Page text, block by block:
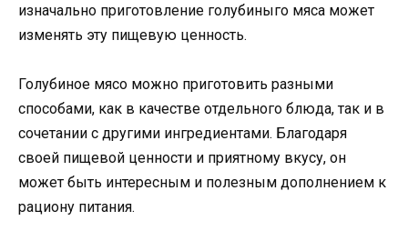
изначально приготовление голубиныго мяса может
изменять эту пищевую ценность.
Голубиное мясо можно приготовить разными
способами, как в качестве отдельного блюда, так и в
сочетании с другими ингредиентами. Благодаря
своей пищевой ценности и приятному вкусу, он
может быть интересным и полезным дополнением к
рациону питания.